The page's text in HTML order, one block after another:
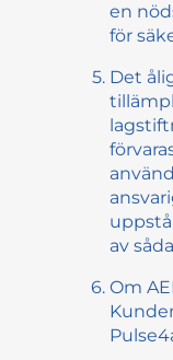
en
för
Det
av
Om